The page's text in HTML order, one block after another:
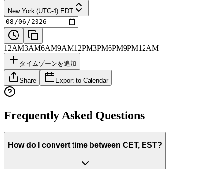
New York (UTC-4) EDT
12AM3AM6AM9AM12PM3PM6PM9PM12AM
タイムゾーンを追加
Share Export to Calendar
Frequently Asked Questions
How do I convert time between CET, EST?